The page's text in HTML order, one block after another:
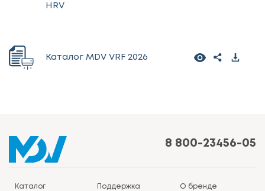
HRV
Каталог MDV VRF 2026
8 800-23456-05
Каталог Поддержка О бренде